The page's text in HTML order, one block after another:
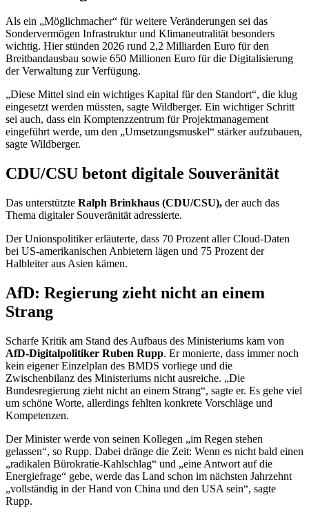
Als ein „Möglichmacher“ für weitere Veränderungen sei das
Sondervermögen Infrastruktur und Klimaneutralität besonders
wichtig. Hier stünden 2026 rund 2,2 Milliarden Euro für den
Breitbandausbau sowie 650 Millionen Euro für die Digitalisierung
der Verwaltung zur Verfügung.
„Diese Mittel sind ein wichtiges Kapital für den Standort“, die klug
eingesetzt werden müssten, sagte Wildberger. Ein wichtiger Schritt
sei auch, dass ein Komptenzzentrum für Projektmanagement
eingeführt werde, um den „Umsetzungsmuskel“ stärker aufzubauen,
sagte Wildberger.
CDU/CSU betont digitale Souveränität
Das unterstützte Ralph Brinkhaus (CDU/CSU), der auch das
Thema digitaler Souveränität adressierte.
Der Unionspolitiker erläuterte, dass 70 Prozent allerCloud-Daten
bei US-amerikanischen Anbietern lägen und 75 Prozent der
Halbleiter aus Asien kämen.
AfD: Regierung zieht nicht an einem
Strang
Scharfe Kritik am Stand des Aufbaus des Ministeriums kam von
AfD-Digitalpolitiker Ruben Rupp. Er monierte, dass immer noch
kein eigener Einzelplan des BMDS vorliege und die
Zwischenbilanz des Ministeriums nicht ausreiche. „Die
Bundesregierung zieht nicht an einem Strang“, sagte er. Es gehe viel
um schöne Worte, allerdings fehlten konkrete Vorschläge und
Kompetenzen.
Der Minister werde von seinen Kollegen „im Regen stehen
gelassen“, so Rupp. Dabei dränge die Zeit: Wenn es nicht bald einen
„radikalen Bürokratie-Kahlschlag“ und „eine Antwort auf die
Energiefrage“ gebe, werde das Land schon im nächsten Jahrzehnt
„vollständig in der Hand von China und den USA sein“, sagte
Rupp.